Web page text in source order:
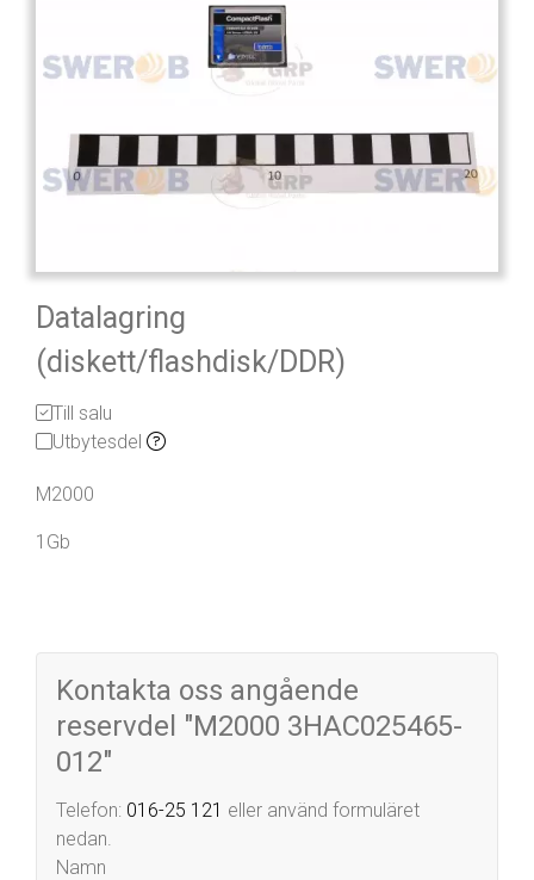
Datalagring
(diskett/flashdisk/DDR)
Till salu
Utbytesdel
M2000
1Gb
Kontakta oss angående
reservdel "M2000 3HAC025465-
012"
Telefon: 016-25 121 eller använd formuläret
nedan.
Namn